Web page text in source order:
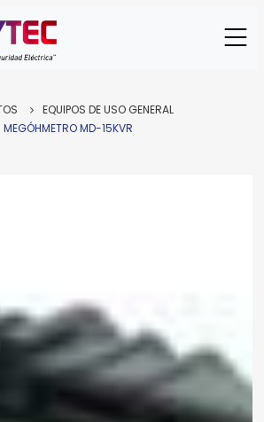
EQUIPOS DE USO GENERAL
MEGÓHMETRO MD-15KVR